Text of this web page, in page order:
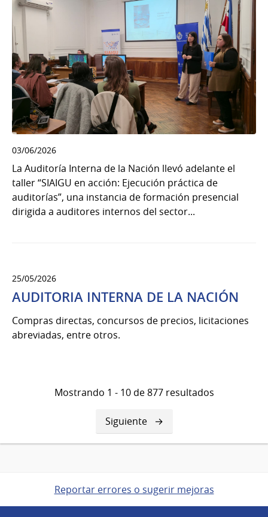
03/06/2026
La Auditoría Interna de la Nación llevó adelante el
taller “SIAIGU en acción: Ejecución práctica de
auditorías”, una instancia de formación presencial
dirigida a auditores internos del sector...
25/05/2026
AUDITORIA INTERNA DE LA NACIÓN
Compras directas, concursos de precios, licitaciones
abreviadas, entre otros.
Mostrando 1 - 10 de 877 resultados
Siguiente
página
Siguiente
Reportar errores o sugerir mejoras